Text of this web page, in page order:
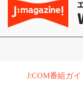
J:COM番組ガ